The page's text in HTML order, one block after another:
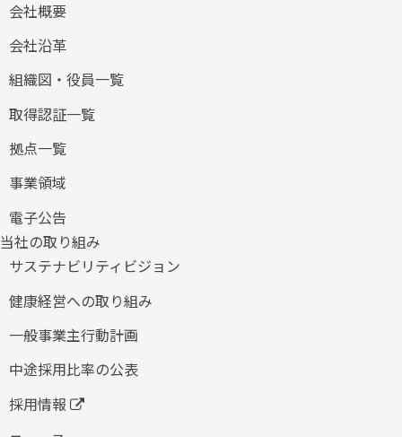
会社概要
会社沿革
組織図・役員一覧
取得認証一覧
拠点一覧
事業領域
電子公告
当社の取り組み
サステナビリティビジョン
健康経営への取り組み
​一般事業主行動計画
中途採用比率の公表
採用情報